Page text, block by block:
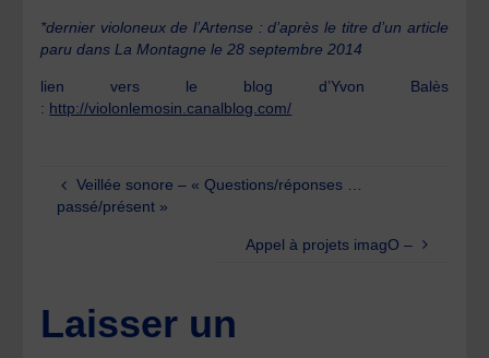
*dernier violoneux de l’Artense : d’après le titre d’un article
paru dans La Montagne le 28 septembre 2014
lien vers le blog d’Yvon Balès
: http://violonlemosin.canalblog.com/
Veillée sonore – « Questions/réponses …
passé/présent »
Appel à projets imagO –
Laisser un